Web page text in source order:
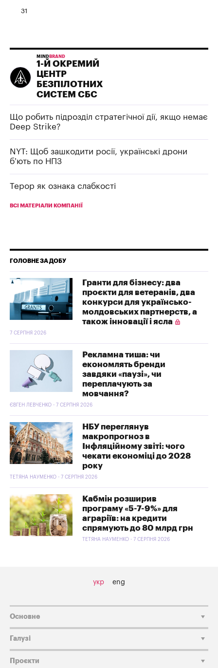
31
MIND BRAND
1-Й ОКРЕМИЙ
ЦЕНТР
БЕЗПІЛОТНИХ
СИСТЕМ СБС
Що робить підрозділ стратегічної дії, якщо немає
Deep Strike?
NYT: Щоб зашкодити росії, українські дрони
б’ють по НПЗ
Терор як ознака слабкості
ВСІ МАТЕРІАЛИ КОМПАНІЇ
ГОЛОВНЕ ЗА ДОБУ
Гранти для бізнесу: два
проєкти для ветеранів, два
конкурси для українсько-
молдовських партнерств, а
також інновації і ясла
7 СЕРПНЯ 2026
Рекламна тиша: чи
економлять бренди
завдяки «паузі», чи
переплачують за
мовчання?
ЄВГЕН ЛЕВЧЕНКО - 7 СЕРПНЯ 2026
НБУ переглянув
макропрогноз в
Інфляційному звіті: чого
чекати економіці до 2028
року
ТЕТЯНА НАУМЕНКО - 7 СЕРПНЯ 2026
Кабмін розширив
програму «5-7-9%» для
аграріїв: на кредити
спрямують до 80 млрд грн
ТЕТЯНА НАУМЕНКО - 7 СЕРПНЯ 2026
укр eng
Основне
Галузі
Проєкти